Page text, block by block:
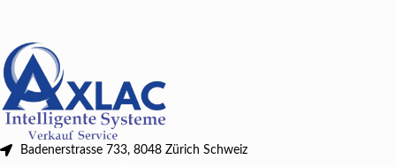
Badenerstrasse 733, 8048 Zürich Schweiz